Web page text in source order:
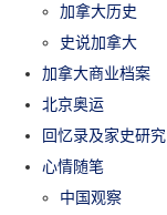
加拿大历史
史说加拿大
加拿大商业档案
北京奥运
回忆录及家史研究
心情随笔
中国观察